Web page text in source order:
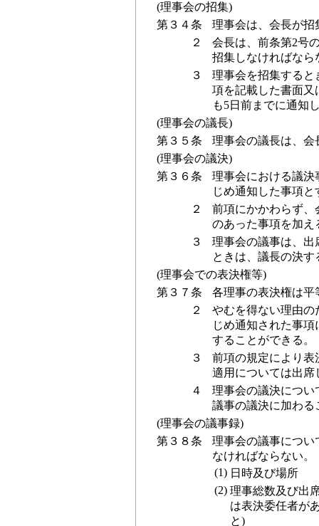
(理事会の招集)
第３４条
理事会は、会長が招
２
会長は、前条第2号
招集しなければなら
３
理事会を招集すると
項を記載した書面又
も5日前までに通知
(理事会の議長)
第３５条
理事会の議長は、会
(理事会の議決)
第３６条
理事会における議決
じめ通知した事項と
２
前項にかかわらず、
のあった事項を加え
３
理事会の議事は、出
ときは、議長の決
(理事会での表決権等)
第３７条
各理事の表決権は平
２
やむを得ない理由の
じめ通知された事
することができる。
３
前項の規定により表
適用については出席
４
理事会の議決につい
議事の議決に加わる
(理事会の議事録)
第３８条
理事会の議事につい
なければならない。
(1) 日時及び場所
(2) 理事総数及び出
は表決委任者が
と)